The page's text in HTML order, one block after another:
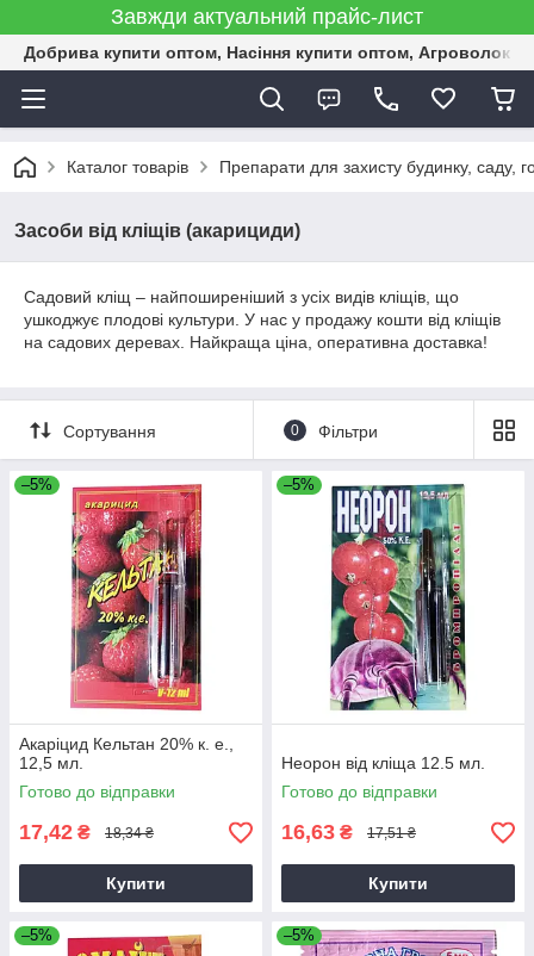
Завжди актуальний прайс-лист
Добрива купити оптом, Насіння купити оптом,
Каталог товарів Препарати для захисту будинку, саду,
Засоби від кліщів (акарициди)
Садовий кліщ – найпоширеніший з усіх видів кліщів, що
ушкоджує плодові культури. У нас у продажу кошти від кліщів
на садових деревах. Найкраща ціна, оперативна доставка!
Сортування 0 Фільтри
–5%
Акаріцид Кельтан 20% к. е.,
12,5 мл.
Готово до відправки
17,42 ₴ 18,34 ₴
Купити
–5%
Неорон від кліща 12.5 мл.
Готово до відправки
16,63 ₴ 17,51 ₴
Купити
–5% –5%